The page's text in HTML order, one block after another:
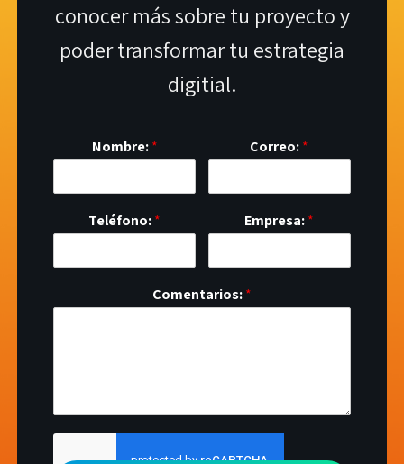
conocer más sobre tu proyecto y
poder transformar tu estrategia
digitial.
Nombre:* Correo:*
Teléfono:* Empresa:*
Comentarios:*